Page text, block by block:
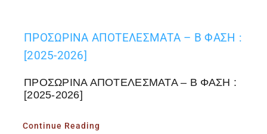
ΠΡΟΣΩΡΙΝΑ ΑΠΟΤΕΛΕΣΜΑΤΑ – Β ΦΑΣΗ :
[2025-2026]
ΠΡΟΣΩΡΙΝΑ ΑΠΟΤΕΛΕΣΜΑΤΑ – Β ΦΑΣΗ :
[2025-2026]
Continue Reading